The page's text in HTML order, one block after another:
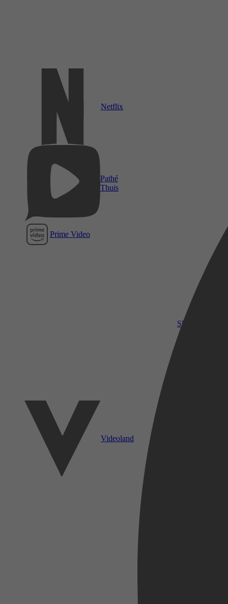
Netflix
Pathé
Thuis
Prime Video
SkyShowtime
Videoland